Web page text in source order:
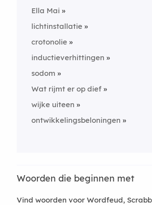
Ella Mai
lichtinstallatie
crotonolie
inductieverhittingen
sodom
Wat rijmt er op dief
wijke uiteen
ontwikkelingsbeloningen
Woorden die beginnen met
Vind woorden voor Wordfeud,